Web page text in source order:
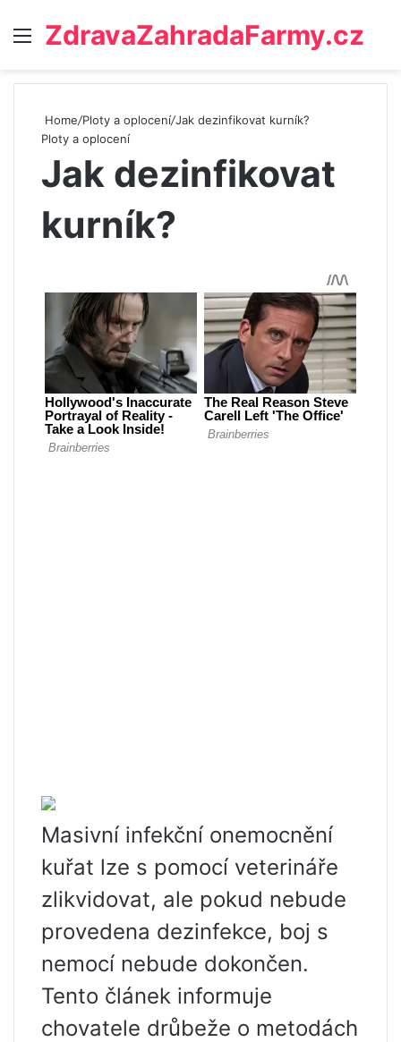
Menu
ZdravaZahradaFarmy.cz
Home/Ploty a oplocení/Jak dezinfikovat kurník?
Ploty a oplocení
Jak dezinfikovat
kurník?
Masivní infekční onemocnění
kuřat lze s pomocí veterináře
zlikvidovat, ale pokud nebude
provedena dezinfekce, boj s
nemocí nebude dokončen.
Tento článek informuje
chovatele drůbeže o metodách